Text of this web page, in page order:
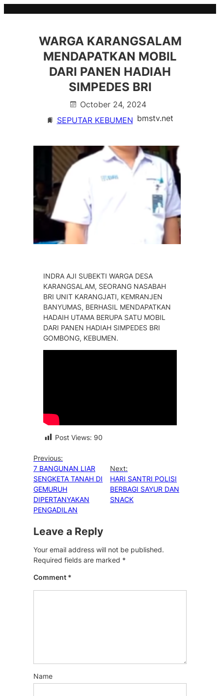
WARGA KARANGSALAM
MENDAPATKAN MOBIL
DARI PANEN HADIAH
SIMPEDES BRI
October 24, 2024
SEPUTAR KEBUMEN bmstv.net
INDRA AJI SUBEKTI WARGA DESA
KARANGSALAM, SEORANG NASABAH
BRI UNIT KARANGJATI, KEMRANJEN
BANYUMAS, BERHASIL MENDAPATKAN
HADAIH UTAMA BERUPA SATU MOBIL
DARI PANEN HADIAH SIMPEDES BRI
GOMBONG, KEBUMEN.
Post Views: 90
Previous:
7 BANGUNAN LIAR
SENGKETA TANAH DI
GEMURUH
DIPERTANYAKAN
PENGADILAN
Next:
HARI SANTRI POLISI
BERBAGI SAYUR DAN
SNACK
Leave a Reply
Your email address will not be published.
Required fields are marked *
Comment *
Name